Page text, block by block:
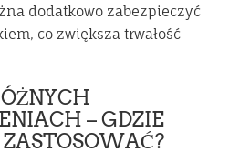
dodatkowo zabezpieczyć
co zwiększa trwałość
– GDZIE